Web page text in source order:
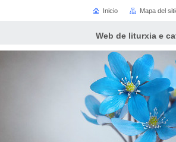
Web de liturxia e
Inicio Mapa del